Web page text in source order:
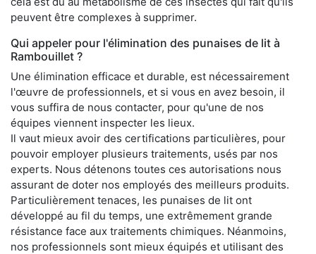
peuvent être complexes à supprimer.
Qui appeler pour l'élimination des punaises de lit à
Rambouillet ?
Une élimination efficace et durable, est nécessairement
l'œuvre de professionnels, et si vous en avez besoin, il
vous suffira de nous contacter, pour qu'une de nos
équipes viennent inspecter les lieux.
Il vaut mieux avoir des certifications particulières, pour
pouvoir employer plusieurs traitements, usés par nos
experts. Nous détenons toutes ces autorisations nous
assurant de doter nos employés des meilleurs produits.
Particulièrement tenaces, les punaises de lit ont
développé au fil du temps, une extrêmement grande
résistance face aux traitements chimiques. Néanmoins,
nos professionnels sont mieux équipés et utilisant des